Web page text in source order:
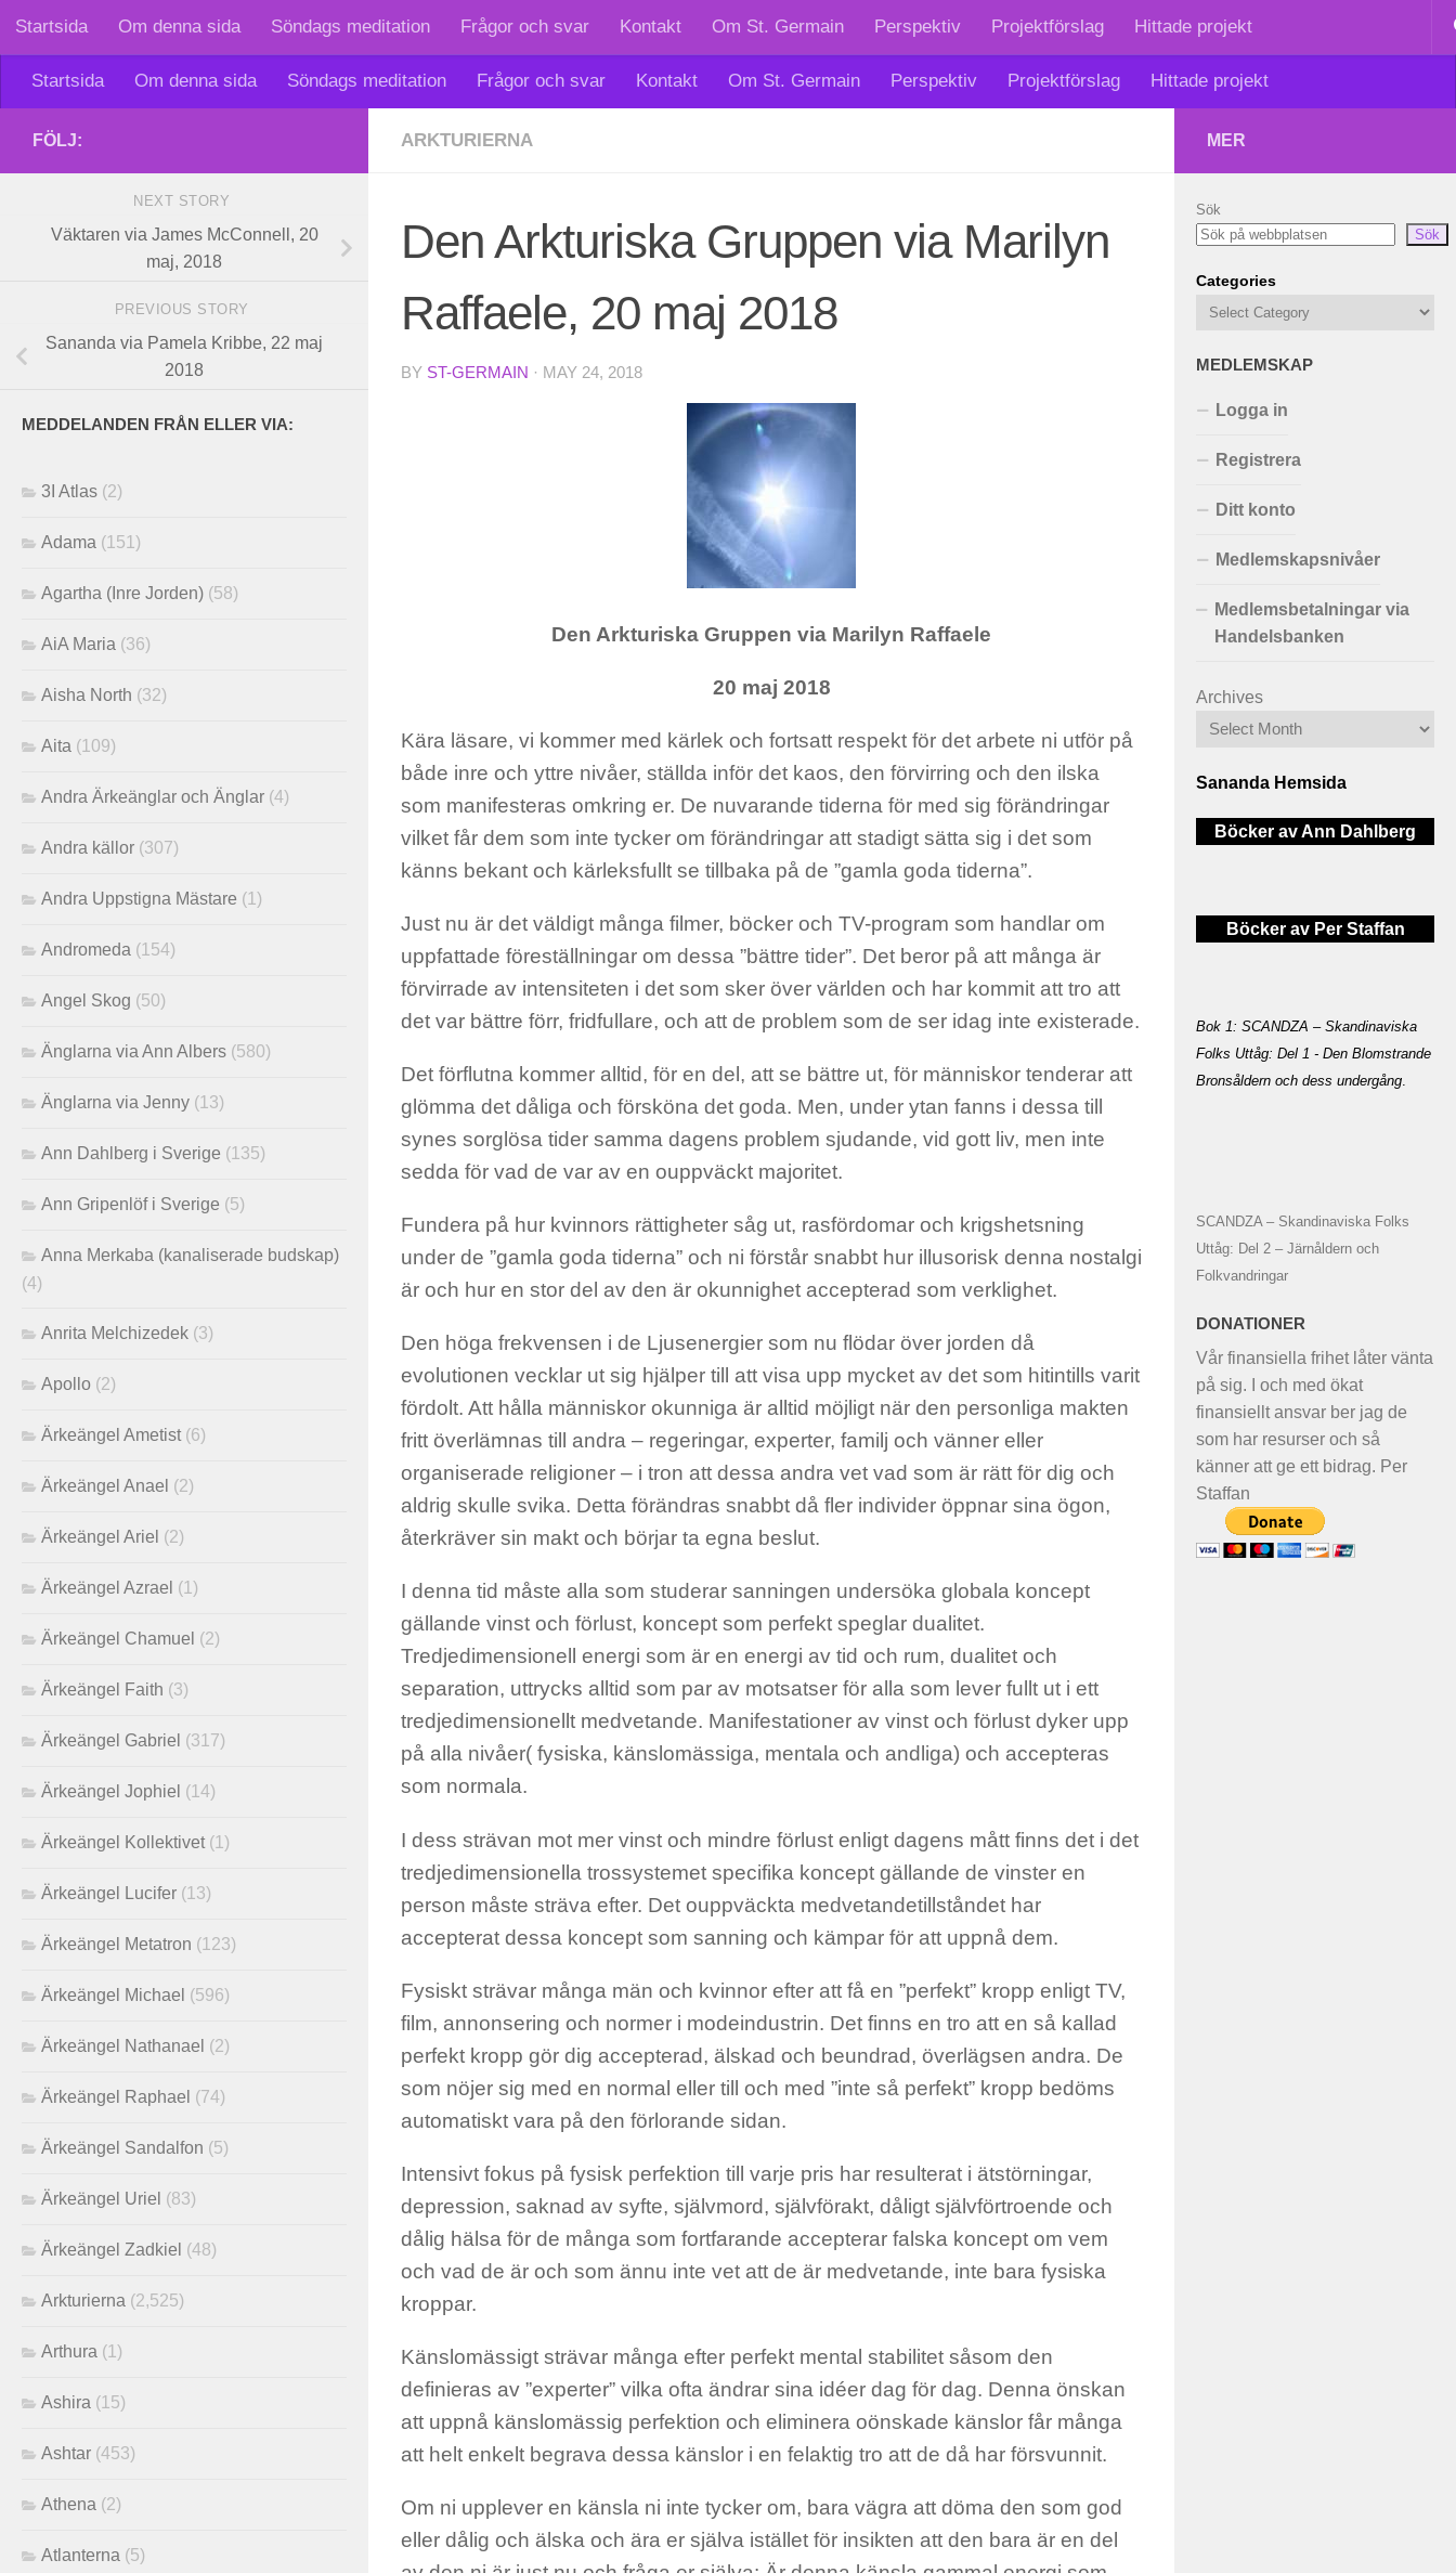
Skip to content
Startsida Om denna sida Söndags meditation Frågor och svar Kontakt Om St. Germain Perspektiv Projektförslag Hittade projekt
Startsida Om denna sida Söndags meditation Frågor och svar Kontakt Om St. Germain Perspektiv Projektförslag Hittade projekt
ARKTURIERNA
Den Arkturiska Gruppen via Marilyn
Raffaele, 20 maj 2018
BY ST-GERMAIN · MAY 24, 2018
Den Arkturiska Gruppen via Marilyn Raffaele
20 maj 2018
Kära läsare, vi kommer med kärlek och fortsatt respekt för det arbete ni utför på
både inre och yttre nivåer, ställda inför det kaos, den förvirring och den ilska
som manifesteras omkring er. De nuvarande tiderna för med sig förändringar
vilket får dem som inte tycker om förändringar att stadigt sätta sig i det som
känns bekant och kärleksfullt se tillbaka på de ”gamla goda tiderna”.
Just nu är det väldigt många filmer, böcker och TV-program som handlar om
uppfattade föreställningar om dessa ”bättre tider”. Det beror på att många är
förvirrade av intensiteten i det som sker över världen och har kommit att tro att
det var bättre förr, fridfullare, och att de problem som de ser idag inte existerade.
Det förflutna kommer alltid, för en del, att se bättre ut, för människor tenderar att
glömma det dåliga och försköna det goda. Men, under ytan fanns i dessa till
synes sorglösa tider samma dagens problem sjudande, vid gott liv, men inte
sedda för vad de var av en ouppväckt majoritet.
Fundera på hur kvinnors rättigheter såg ut, rasfördomar och krigshetsning
under de ”gamla goda tiderna” och ni förstår snabbt hur illusorisk denna nostalgi
är och hur en stor del av den är okunnighet accepterad som verklighet.
Den höga frekvensen i de Ljusenergier som nu flödar över jorden då
evolutionen vecklar ut sig hjälper till att visa upp mycket av det som hitintills varit
fördolt. Att hålla människor okunniga är alltid möjligt när den personliga makten
fritt överlämnas till andra – regeringar, experter, familj och vänner eller
organiserade religioner – i tron att dessa andra vet vad som är rätt för dig och
aldrig skulle svika. Detta förändras snabbt då fler individer öppnar sina ögon,
återkräver sin makt och börjar ta egna beslut.
I denna tid måste alla som studerar sanningen undersöka globala koncept
gällande vinst och förlust, koncept som perfekt speglar dualitet.
Tredjedimensionell energi som är en energi av tid och rum, dualitet och
separation, uttrycks alltid som par av motsatser för alla som lever fullt ut i ett
tredjedimensionellt medvetande. Manifestationer av vinst och förlust dyker upp
på alla nivåer( fysiska, känslomässiga, mentala och andliga) och accepteras
som normala.
I dess strävan mot mer vinst och mindre förlust enligt dagens mått finns det i det
tredjedimensionella trossystemet specifika koncept gällande de vinster en
person måste sträva efter. Det ouppväckta medvetandetillståndet har
accepterat dessa koncept som sanning och kämpar för att uppnå dem.
Fysiskt strävar många män och kvinnor efter att få en ”perfekt” kropp enligt TV,
film, annonsering och normer i modeindustrin. Det finns en tro att en så kallad
perfekt kropp gör dig accepterad, älskad och beundrad, överlägsen andra. De
som nöjer sig med en normal eller till och med ”inte så perfekt” kropp bedöms
automatiskt vara på den förlorande sidan.
Intensivt fokus på fysisk perfektion till varje pris har resulterat i ätstörningar,
depression, saknad av syfte, självmord, självförakt, dåligt självförtroende och
dålig hälsa för de många som fortfarande accepterar falska koncept om vem
och vad de är och som ännu inte vet att de är medvetande, inte bara fysiska
kroppar.
Känslomässigt strävar många efter perfekt mental stabilitet såsom den
definieras av ”experter” vilka ofta ändrar sina idéer dag för dag. Denna önskan
att uppnå känslomässig perfektion och eliminera oönskade känslor får många
att helt enkelt begrava dessa känslor i en felaktig tro att de då har försvunnit.
Om ni upplever en känsla ni inte tycker om, bara vägra att döma den som god
eller dålig och älska och ära er själva istället för insikten att den bara är en del
FÖLJ:
NEXT STORY
Väktaren via James McConnell, 20
maj, 2018
PREVIOUS STORY
Sananda via Pamela Kribbe, 22 maj
2018
MEDDELANDEN FRÅN ELLER VIA:
3I Atlas (2)
Adama (151)
Agartha (Inre Jorden) (58)
AiA Maria (36)
Aisha North (32)
Aita (109)
Andra Ärkeänglar och Änglar (4)
Andra källor (307)
Andra Uppstigna Mästare (1)
Andromeda (154)
Angel Skog (50)
Änglarna via Ann Albers (580)
Änglarna via Jenny (13)
Ann Dahlberg i Sverige (135)
Ann Gripenlöf i Sverige (5)
Anna Merkaba (kanaliserade budskap)
(4)
Anrita Melchizedek (3)
Apollo (2)
Ärkeängel Ametist (6)
Ärkeängel Anael (2)
Ärkeängel Ariel (2)
Ärkeängel Azrael (1)
Ärkeängel Chamuel (2)
Ärkeängel Faith (3)
Ärkeängel Gabriel (317)
Ärkeängel Jophiel (14)
Ärkeängel Kollektivet (1)
Ärkeängel Lucifer (13)
Ärkeängel Metatron (123)
Ärkeängel Michael (596)
Ärkeängel Nathanael (2)
Ärkeängel Raphael (74)
Ärkeängel Sandalfon (5)
Ärkeängel Uriel (83)
Ärkeängel Zadkiel (48)
Arkturierna (2,525)
Arthura (1)
Ashira (15)
Ashtar (453)
Athena (2)
Atlanterna (5)
MER
Sök
Sök
Categories
MEDLEMSKAP
Logga in
Registrera
Ditt konto
Medlemskapsnivåer
Medlemsbetalningar via
Handelsbanken
Archives
Sananda Hemsida
Böcker av Ann Dahlberg
Böcker av Per Staffan
Bok 1: SCANDZA – Skandinaviska
Folks Uttåg: Del 1 - Den Blomstrande
Bronsåldern och dess undergång.
SCANDZA – Skandinaviska Folks
Uttåg: Del 2 – Järnåldern och
Folkvandringar
DONATIONER
Vår finansiella frihet låter vänta
på sig. I och med ökat
finansiellt ansvar ber jag de
som har resurser och så
känner att ge ett bidrag. Per
Staffan